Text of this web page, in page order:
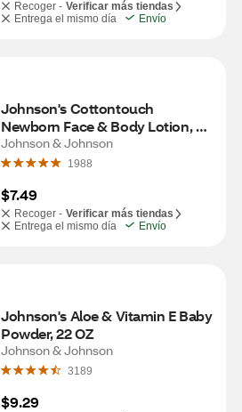
Recoger - Verificar más tiendas
Entrega el mismo día
Envío
Johnson's Cottontouch
Newborn Face & Body Lotion,
13.6 FL OZ
Johnson & Johnson
1988
$7.49
Recoger - Verificar más tiendas
Entrega el mismo día
Envío
Johnson's Aloe & Vitamin E Baby
Powder, 22 OZ
Johnson & Johnson
3189
$9.29